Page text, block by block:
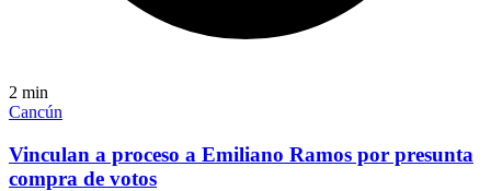
2 min
Cancún
Vinculan a proceso a Emiliano Ramos por presunta
compra de votos